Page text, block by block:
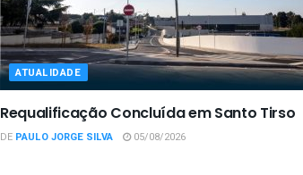
ATUALIDADE
Requalificação Concluída em Santo Tirso
DE PAULO JORGE SILVA 05/08/2026